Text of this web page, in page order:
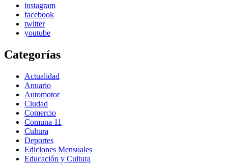
instagram
facebook
twitter
youtube
Categorías
Actualidad
Anuario
Automotor
Ciudad
Comercio
Comuna 11
Cultura
Deportes
Ediciones Mensuales
Educación y Cultura